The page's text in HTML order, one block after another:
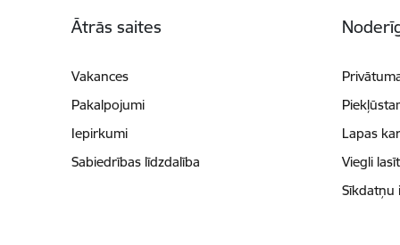
Ātrās saites
Vakances
Pakalpojumi
Iepirkumi
Sabiedrības līdzdalība
Lapas
Viegli lasīt
Sīkdatņu